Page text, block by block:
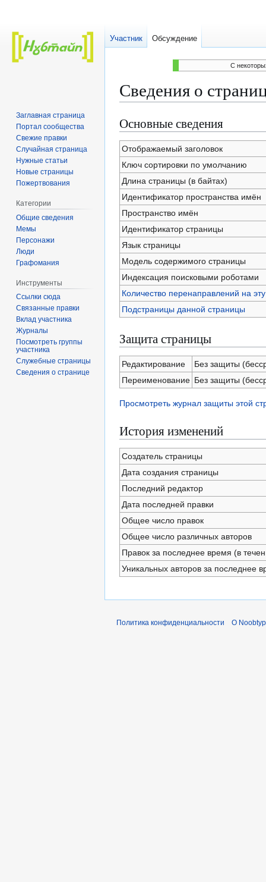
C
Сведения о
Перейти
к
навигации
Перейти
к
поиску
Основные сведения
Отображаемый заголовок
Ключ сортировки по умолчанию
Длина страницы (в байтах)
Идентификатор пространства имён
Пространство имён
Идентификатор страницы
Язык страницы
Модель содержимого страницы
Индексация поисковыми роботами
Количество перенаправлений на
Подстраницы данной страницы
Защита страницы
Редактирование
Без защиты
Переименование Без защиты
Просмотреть журнал защиты этой
История изменений
Создатель страницы
Дата создания страницы
Последний редактор
Дата последней правки
Общее число правок
Общее число различных авторов
Правок за последнее время (в
Уникальных авторов за последнее
Участник Обсуждение
Заглавная страница
Портал сообщества
Свежие правки
Случайная страница
Нужные статьи
Новые страницы
Пожертвования
Категории
Общие сведения
Мемы
Персонажи
Люди
Графомания
Инструменты
Ссылки сюда
Связанные правки
Вклад участника
Журналы
Посмотреть группы
участника
Служебные страницы
Сведения о странице
Политика конфиденциальности О